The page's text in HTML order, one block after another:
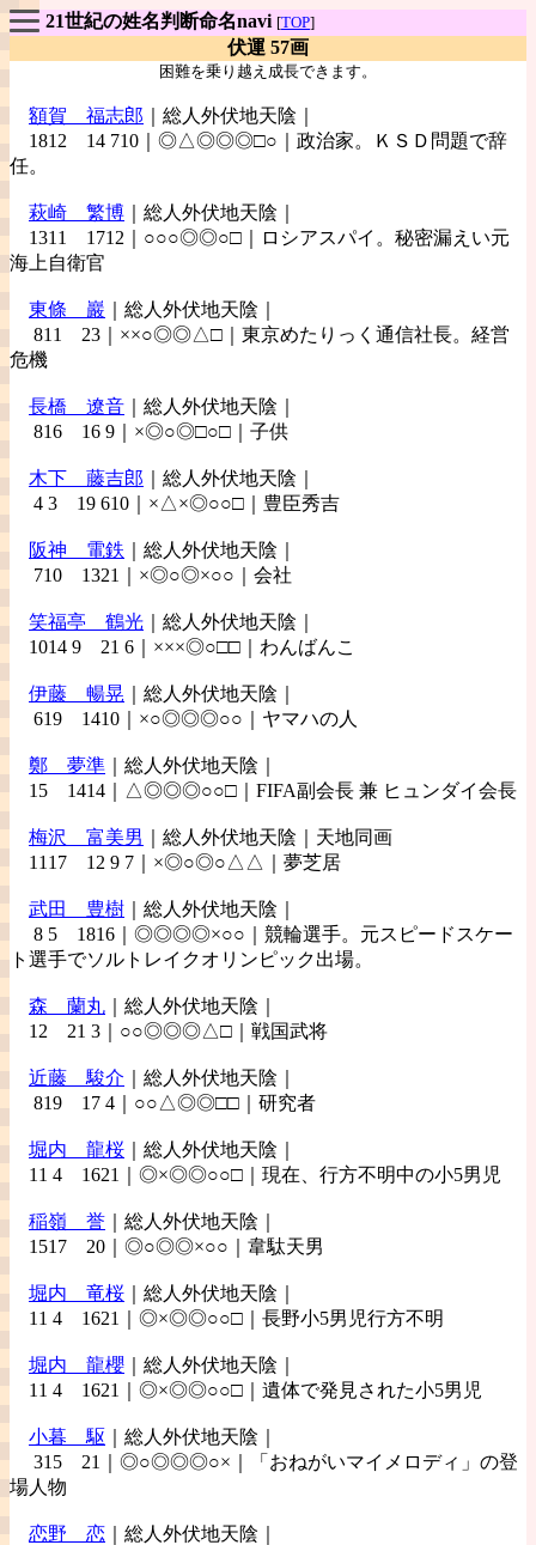
21世紀の姓名判断命名navi [TOP]
伏運 57画
困難を乗り越え成長できます。
額賀 福志郎 ｜総人外伏地天陰｜
1812 14 710｜◎△◎◎◎□○｜政治家。ＫＳＤ問題で辞
任。
萩崎 繁博 ｜総人外伏地天陰｜
1311 1712｜○○○◎◎○□｜ロシアスパイ。秘密漏えい元
海上自衛官
東條 巖 ｜総人外伏地天陰｜
811 23｜××○◎◎△□｜東京めたりっく通信社長。経営
危機
長橋 遼音 ｜総人外伏地天陰｜
816 16 9｜×◎○◎□○□｜子供
木下 藤吉郎 ｜総人外伏地天陰｜
4 3 19 610｜×△×◎○○□｜豊臣秀吉
阪神 電鉄 ｜総人外伏地天陰｜
710 1321｜×◎○◎×○○｜会社
笑福亭 鶴光 ｜総人外伏地天陰｜
1014 9 21 6｜×××◎○□□｜わんばんこ
伊藤 暢晃 ｜総人外伏地天陰｜
619 1410｜×○◎◎◎○○｜ヤマハの人
鄭 夢準 ｜総人外伏地天陰｜
15 1414｜△◎◎◎○○□｜FIFA副会長 兼 ヒュンダイ会長
梅沢 富美男
｜総人外伏地天陰｜天地同画
1117 12 9 7｜×◎○◎○△△｜夢芝居
武田 豊樹 ｜総人外伏地天陰｜
8 5 1816｜◎◎◎◎×○○｜競輪選手。元スピードスケー
ト選手でソルトレイクオリンピック出場。
森 蘭丸 ｜総人外伏地天陰｜
12 21 3｜○○◎◎◎△□｜戦国武将
近藤 駿介 ｜総人外伏地天陰｜
819 17 4｜○○△◎◎□□｜研究者
堀内 龍桜 ｜総人外伏地天陰｜
11 4 1621｜◎×◎◎○○□｜現在、行方不明中の小5男児
稲嶺 誉 ｜総人外伏地天陰｜
1517 20｜◎○◎◎×○○｜韋駄天男
堀内 竜桜 ｜総人外伏地天陰｜
11 4 1621｜◎×◎◎○○□｜長野小5男児行方不明
堀内 龍櫻 ｜総人外伏地天陰｜
11 4 1621｜◎×◎◎○○□｜遺体で発見された小5男児
小暮 駆 ｜総人外伏地天陰｜
315 21｜◎○◎◎◎○×｜「おねがいマイメロディ」の登
場人物
恋野 恋 ｜総人外伏地天陰｜